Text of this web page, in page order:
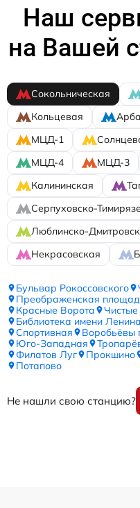
Наш
на Вашей
Сокольническая
Кольцевая
МЦД-1
МЦД-4
МЦД-3
Калининская
Серпуховско-
Люблинско-
Некрасовская
Бульвар Рокоссовского
Преображенская
Красные Ворота
Библиотека имени Ленина
Спортивная
Воробьёвы
Юго-Западная
Филатов Луг
Прокшино
Потапово
Не нашли свою станцию?